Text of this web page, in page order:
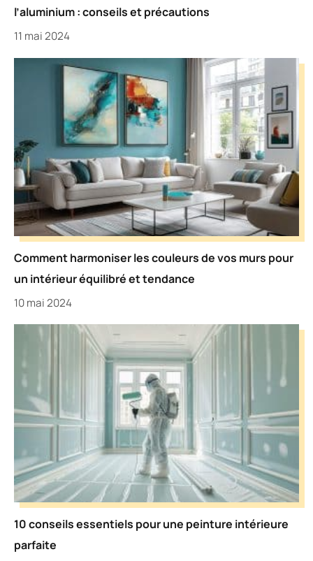
l’aluminium : conseils et précautions
11 mai 2024
Comment harmoniser les couleurs de vos murs pour
un intérieur équilibré et tendance
10 mai 2024
10 conseils essentiels pour une peinture intérieure
parfaite